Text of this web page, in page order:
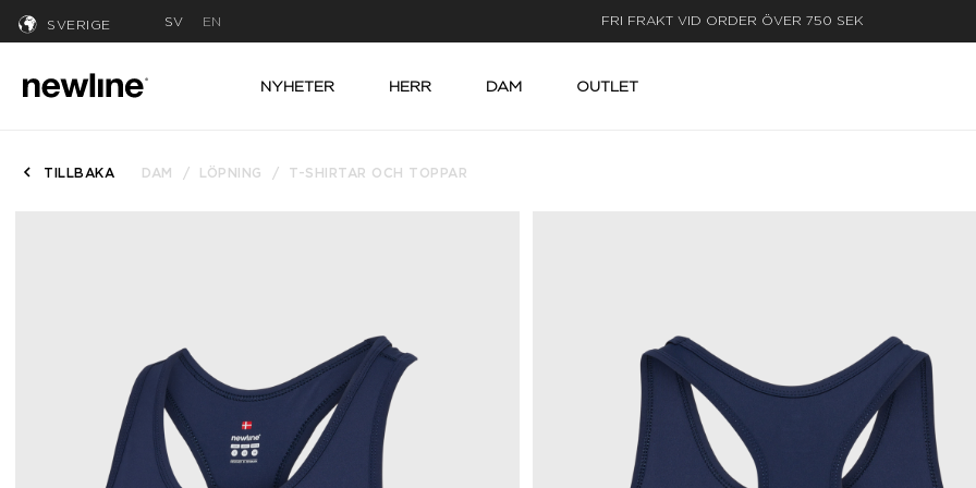
SVERIGE SV EN LEVERANS INOM 3-5 ARBETSDAGAR
NYHETER HERR DAM OUTLET
TILLBAKA DAM LÖPNING T-SHIRTAR OCH TOPPAR